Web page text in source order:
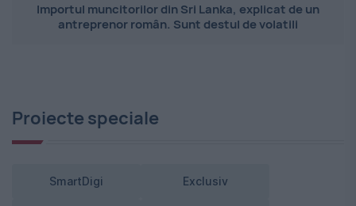
Importul muncitorilor din Sri Lanka, explicat de un
antreprenor român. Sunt destul de volatili
Proiecte speciale
SmartDigi Exclusiv